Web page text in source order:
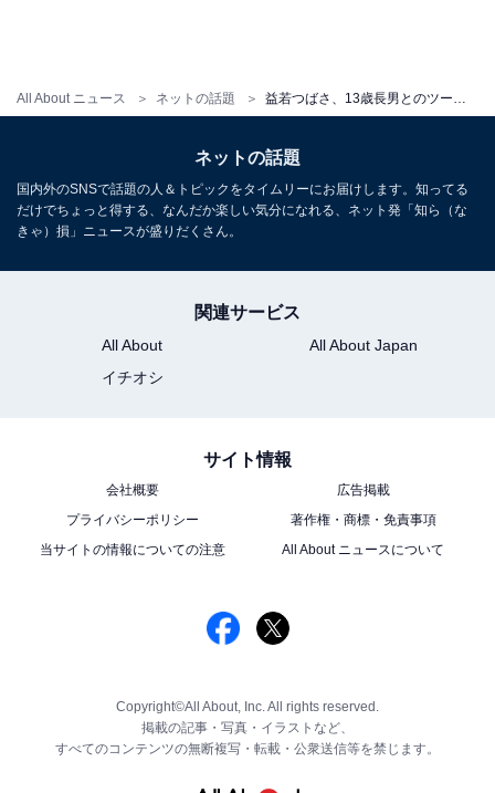
All About ニュース ネットの話題
ネットの話題
国内外のSNSで話題の人＆トピックをタイムリーにお届けします。知ってる
だけでちょっと得する、なんだか楽しい気分になれる、ネット発「知ら（な
きゃ）損」ニュースが盛りだくさん。
関連サービス
All About
All About Japan
イチオシ
サイト情報
会社概要
広告掲載
プライバシーポリシー
著作権・商標・免責事項
当サイトの情報についての注意
All About ニュースについて
Copyright©All About, Inc. All rights reserved.
掲載の記事・写真・イラストなど、
すべてのコンテンツの無断複写・転載・公衆送信等を禁じます。